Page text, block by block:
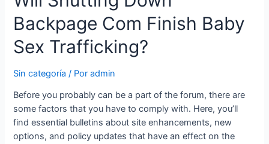
ведущее
виртуальное
с
Backpage Com Finish Baby
Sex Trafficking?
Sin categoría / Poradmin
Before you probably can be a part of the forum, there are
some factors that you have to comply with. Here, you’ll
find essential bulletins about site enhancements, new
options, and policy updates that have an effect on the